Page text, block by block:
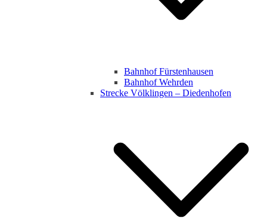
Bahnhof Fürstenhausen
Bahnhof Wehrden
Strecke Völklingen – Diedenhofen